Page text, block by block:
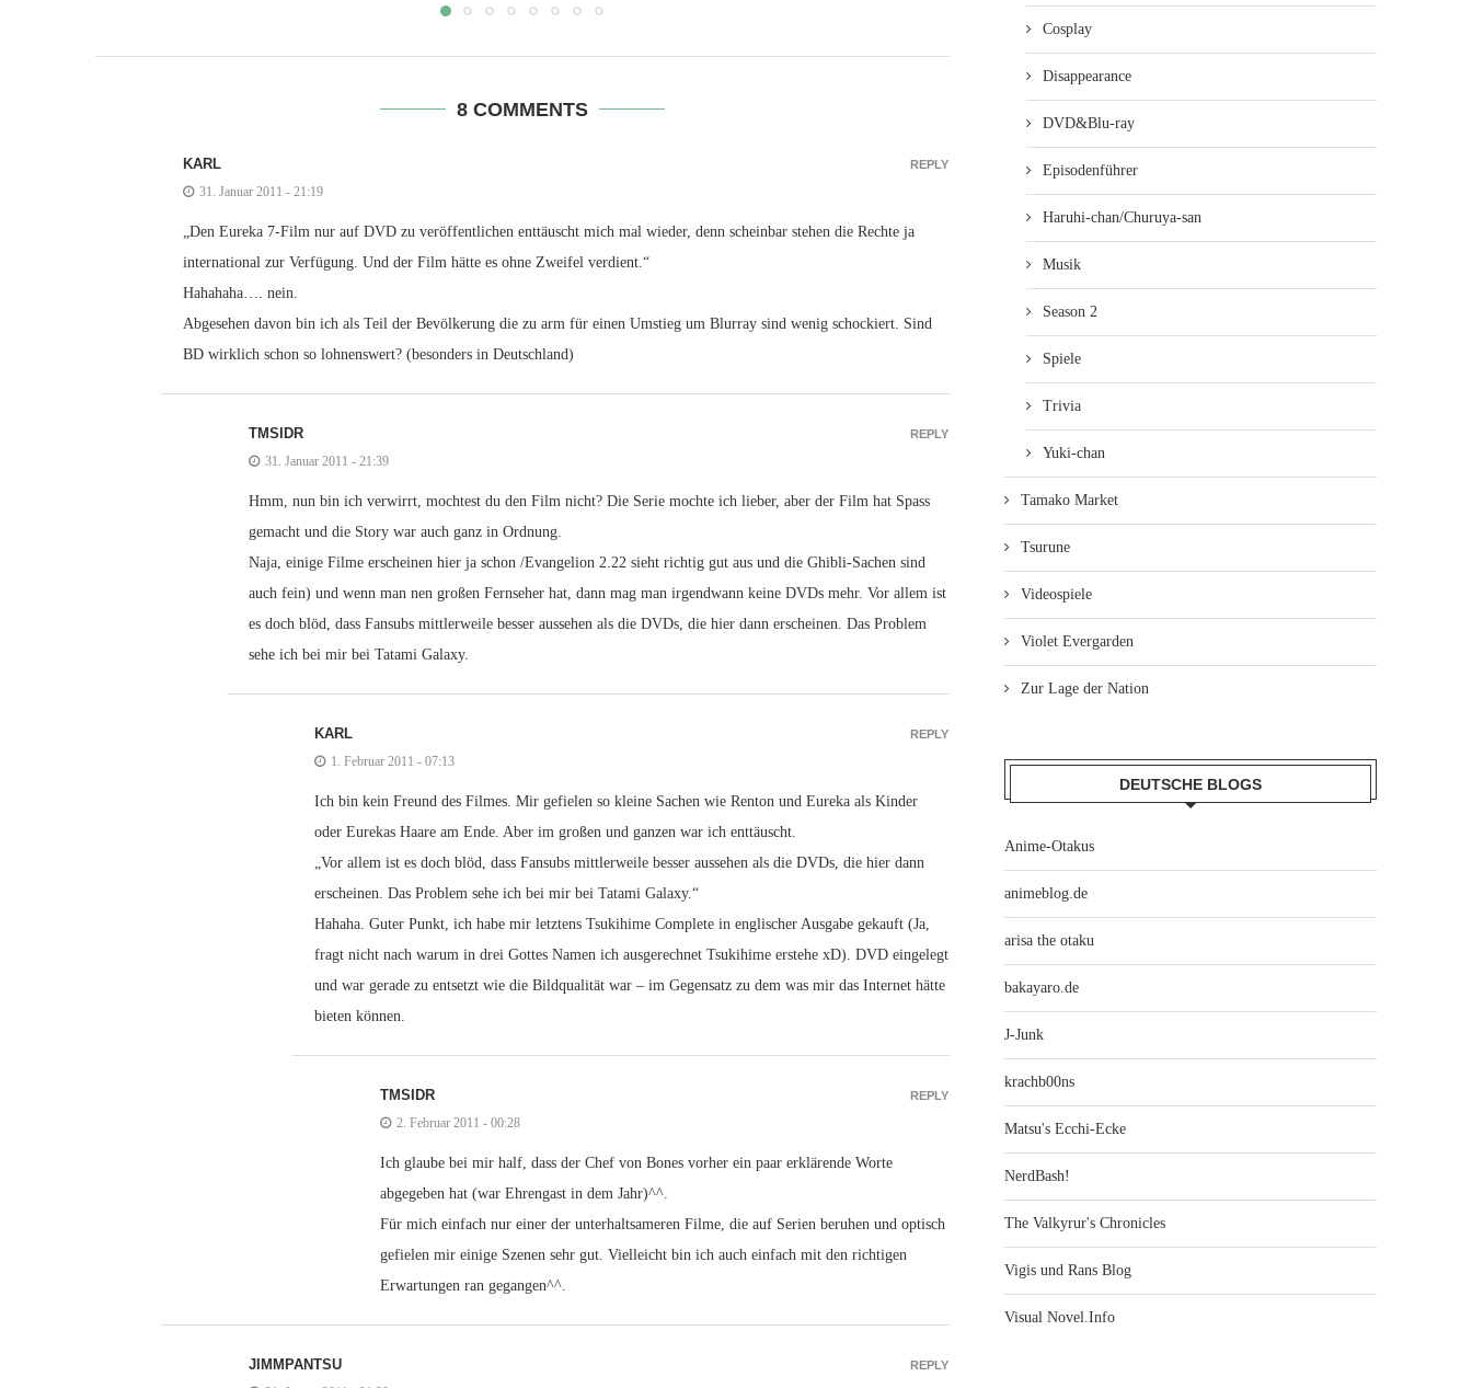
8 COMMENTS
KARL
31. Januar 2011 - 21:19
„Den Eureka 7-Film nur auf DVD zu veröffentlichen enttäuscht mich mal wieder, denn scheinbar stehen die Rechte ja
international zur Verfügung. Und der Film hätte es ohne Zweifel verdient.“
Hahahaha…. nein.
Abgesehen davon bin ich als Teil der Bevölkerung die zu arm für einen Umstieg um Blurray sind wenig schockiert. Sind
BD wirklich schon so lohnenswert? (besonders in Deutschland)
REPLY
TMSIDR
31. Januar 2011 - 21:39
Hmm, nun bin ich verwirrt, mochtest du den Film nicht? Die Serie mochte ich lieber, aber der Film hat Spass
gemacht und die Story war auch ganz in Ordnung.
Naja, einige Filme erscheinen hier ja schon /Evangelion 2.22 sieht richtig gut aus und die Ghibli-Sachen sind
auch fein) und wenn man nen großen Fernseher hat, dann mag man irgendwann keine DVDs mehr. Vor allem ist
es doch blöd, dass Fansubs mittlerweile besser aussehen als die DVDs, die hier dann erscheinen. Das Problem
sehe ich bei mir bei Tatami Galaxy.
REPLY
KARL
1. Februar 2011 - 07:13
Ich bin kein Freund des Filmes. Mir gefielen so kleine Sachen wie Renton und Eureka als Kinder
oder Eurekas Haare am Ende. Aber im großen und ganzen war ich enttäuscht.
„Vor allem ist es doch blöd, dass Fansubs mittlerweile besser aussehen als die DVDs, die hier dann
erscheinen. Das Problem sehe ich bei mir bei Tatami Galaxy.“
Hahaha. Guter Punkt, ich habe mir letztens Tsukihime Complete in englischer Ausgabe gekauft (Ja,
fragt nicht nach warum in drei Gottes Namen ich ausgerechnet Tsukihime erstehe xD). DVD eingelegt
und war gerade zu entsetzt wie die Bildqualität war – im Gegensatz zu dem was mir das Internet hätte
bieten können.
REPLY
TMSIDR
2. Februar 2011 - 00:28
Ich glaube bei mir half, dass der Chef von Bones vorher ein paar erklärende Worte
abgegeben hat (war Ehrengast in dem Jahr)^^.
Für mich einfach nur einer der unterhaltsameren Filme, die auf Serien beruhen und optisch
gefielen mir einige Szenen sehr gut. Vielleicht bin ich auch einfach mit den richtigen
Erwartungen ran gegangen^^.
REPLY
JIMMPANTSU REPLY
Cosplay
Disappearance
DVD&Blu-ray
Episodenführer
Haruhi-chan/Churuya-san
Musik
Season 2
Spiele
Trivia
Yuki-chan
Tamako Market
Tsurune
Videospiele
Violet Evergarden
Zur Lage der Nation
DEUTSCHE BLOGS
Anime-Otakus
animeblog.de
arisa the otaku
bakayaro.de
J-Junk
krachb00ns
Matsu's Ecchi-Ecke
NerdBash!
The Valkyrur's Chronicles
Vigis und Rans Blog
Visual Novel.Info